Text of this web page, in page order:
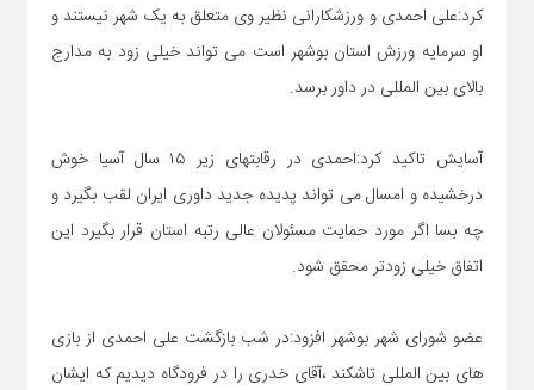
کرد:علی احمدی و ورزشکارانی نظیر وی متعلق به یک شهر نیستند و
او سرمایه ورزش استان بوشهر است می تواند خیلی زود به مدارج
بالای بین المللی در داور برسد.
آسایش تاکید کرد:احمدی در رقابتهای زیر ۱۵ سال آسیا خوش
درخشیده و امسال می تواند پدیده جدید داوری ایران لقب بگیرد و
چه بسا اگر مورد حمایت مسئولان عالی رتبه استان قرار بگیرد این
اتفاق خیلی زودتر محقق شود.
عضو شورای شهر بوشهر افزود:در شب بازگشت علی احمدی از بازی
های بین المللی تاشکند ،آقای خدری را در فرودگاه دیدیم که ایشان